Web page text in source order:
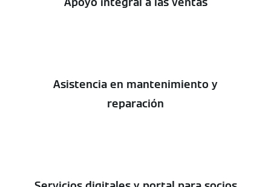
Asistencia en mantenimiento y
reparación